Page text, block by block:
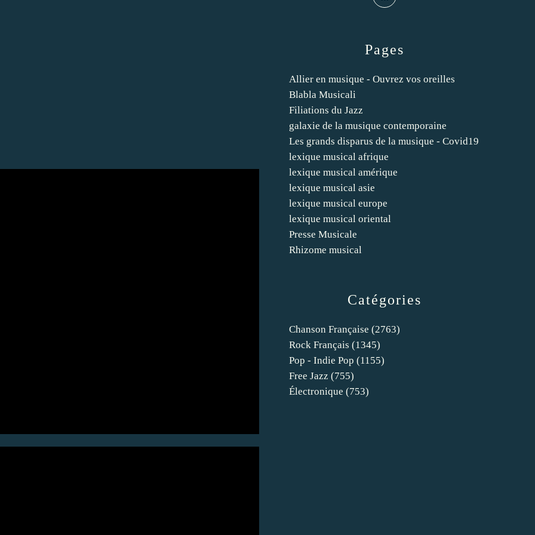
Catégories
Chanson Française (2763)
Rock Français (1345)
Pop - Indie Pop (1155)
Free Jazz (755)
Électronique (753)
Pages
Allier en musique - Ouvrez vos oreilles
Blabla Musicali
Filiations du Jazz
galaxie de la musique contemporaine
Les grands disparus de la musique - Covid19
lexique musical afrique
lexique musical amérique
lexique musical asie
lexique musical europe
lexique musical oriental
Presse Musicale
Rhizome musical